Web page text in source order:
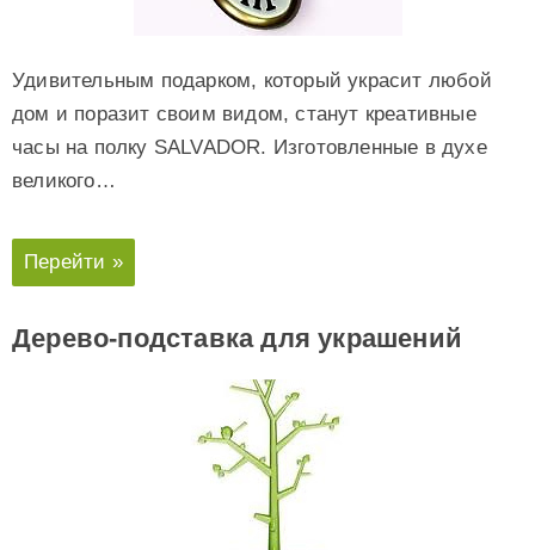
Удивительным подарком, который украсит любой
дом и поразит своим видом, станут креативные
часы на полку SALVADOR. Изготовленные в духе
великого…
Перейти »
Дерево-подставка для украшений